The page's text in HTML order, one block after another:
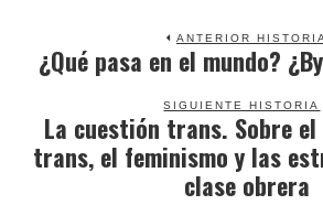
ANTERIOR
Previous
¿Qué pasa en el mundo?
SIGUIENTE HISTORIA
Next
post:
La cuestión trans. Sobre
trans, el feminismo y las
clase obrera